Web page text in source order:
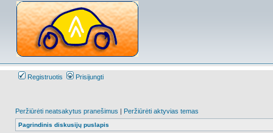
Registruotis Prisijungti
Peržiūrėti neatsakytus pranešimus | Peržiūrėti aktyvias temas
Pagrindinis diskusijų puslapis